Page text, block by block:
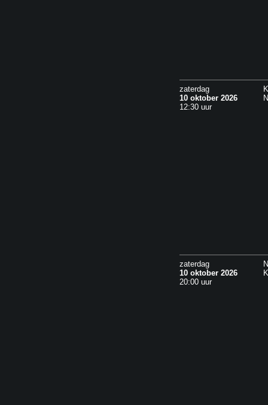
zaterdag
10 oktober 2026
12:30 uur
zaterdag
10 oktober 2026
20:00 uur